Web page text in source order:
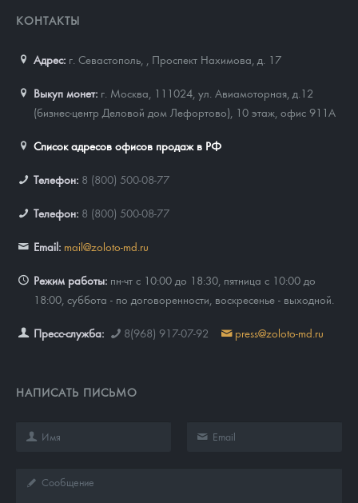
КОНТАКТЫ
Адрес: г. Севастополь, Проспект Нахимова, д. 17
Выкуп монет: г. Москва, 111024, ул. Авиамоторная, д.12
(бизнес-центр Деловой дом Лефортово), 10 этаж, офис 911А
Список адресов офисов продаж в РФ
Телефон: 8 (800) 500-08-77
Телефон: 8 (800) 500-08-77
Email: mail@zoloto-md.ru
Режим работы: пн-чт с 10:00 до 18:30, пятница с 10:00 до
18:00, суббота - по договоренности, воскресенье - выходной.
Пресс-служба: 8(968) 917-07-92 press@zoloto-md.ru
НАПИСАТЬ ПИСЬМО